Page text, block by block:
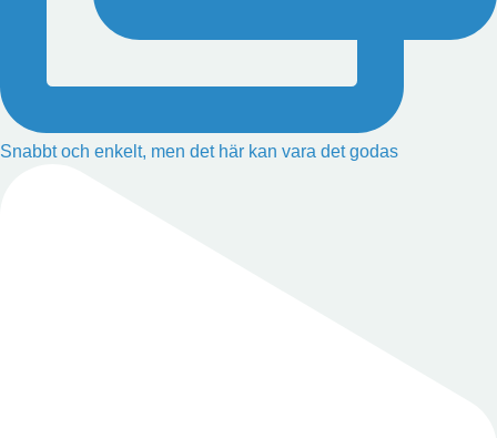
Snabbt och enkelt, men det här kan vara det godas